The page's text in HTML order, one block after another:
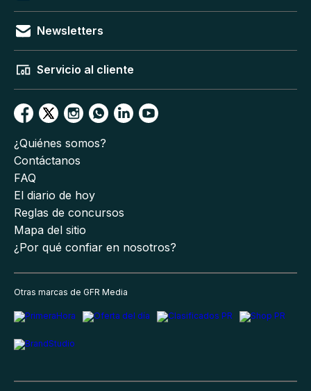
Newsletters
Servicio al cliente
¿Quiénes somos?
Contáctanos
FAQ
El diario de hoy
Reglas de concursos
Mapa del sitio
¿Por qué confiar en nosotros?
Otras marcas de GFR Media